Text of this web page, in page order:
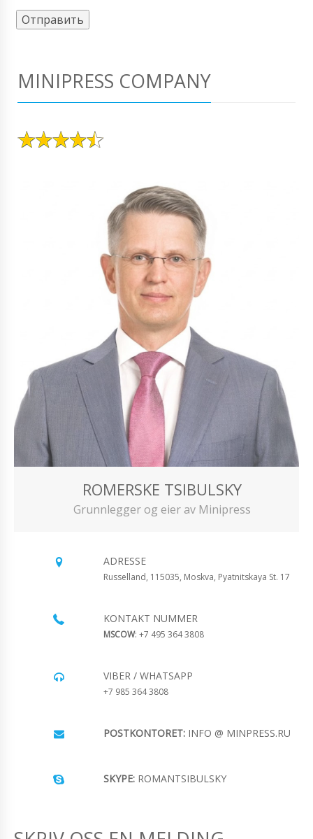
MINIPRESS COMPANY
ROMERSKE TSIBULSKY
Grunnlegger og eier av Minipress
ADRESSE
Russelland, 115035, Moskva, Pyatnitskaya St. 17
KONTAKT NUMMER
MSCOW: +7 495 364 3808
VIBER / WHATSAPP
+7 985 364 3808
POSTKONTORET: INFO @ MINPRESS.RU
SKYPE: ROMANTSIBULSKY